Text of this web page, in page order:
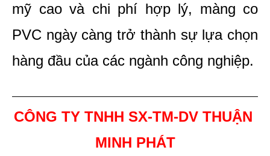
mỹ cao và chi phí hợp lý, màng co
PVC ngày càng trở thành sự lựa chọn
hàng đầu của các ngành công nghiệp.
CÔNG TY TNHH SX-TM-DV THUẬN
MINH PHÁT